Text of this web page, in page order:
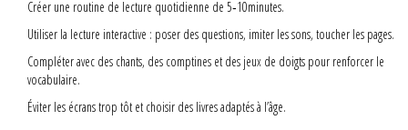
Créer une routine de lecture quotidienne de 5‑10minutes.
Utiliser la lecture interactive : poser des questions, imiter les sons, toucher les pages.
Compléter avec des chants, des comptines et des jeux de doigts pour renforcer le
vocabulaire.
Éviter les écrans trop tôt et choisir des livres adaptés à l’âge.